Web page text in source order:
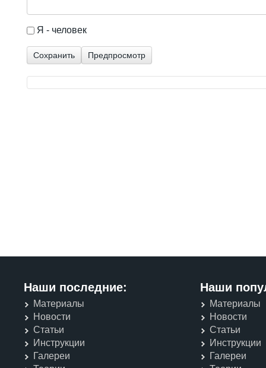
I'm a spammer
Я - человек
Наши последние:
Материалы
Новости
Статьи
Инструкции
Галереи
Наши
Материалы
Новости
Статьи
Инструкции
Галереи